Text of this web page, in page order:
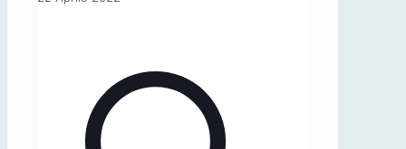
dell’AIG,
5
(2022)